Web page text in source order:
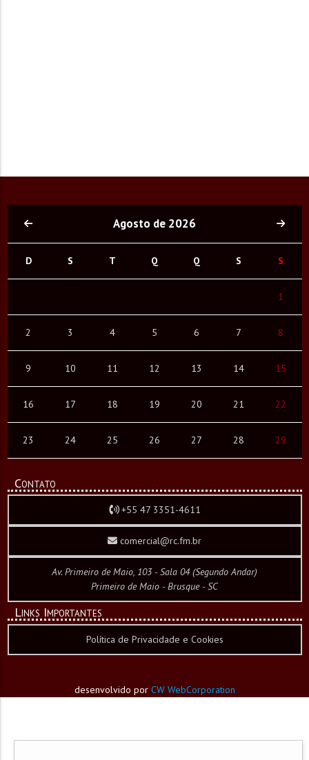
Agosto de 2026
D S T Q Q S S
1
2 3 4 5 6 7 8
9 10 11 12 13 14 15
16 17 18 19 20 21 22
23 24 25 26 27 28 29
Contato
+55 47 3351-4611
comercial@rc.fm.br
Av. Primeiro de Maio, 103 - Sala 04 (Segundo Andar)
Primeiro de Maio - Brusque - SC
Links Importantes
Política de Privacidade e Cookies
desenvolvido por CW WebCorporation